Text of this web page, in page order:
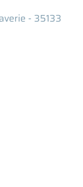
- 35133